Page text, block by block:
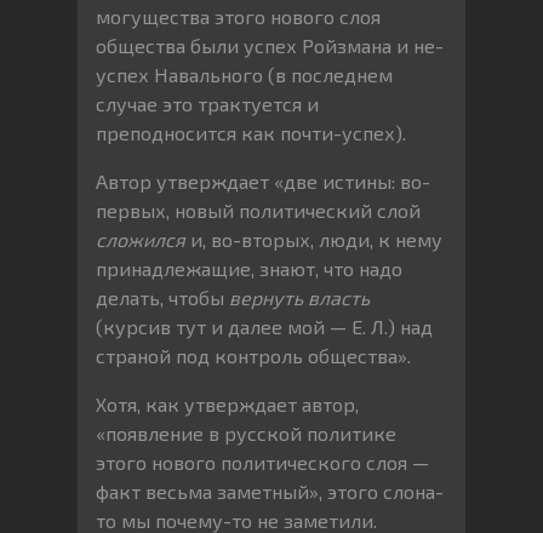
могущества этого нового слоя
общества были успех Ройзмана и не-
успех Навального (в последнем
случае это трактуется и
преподносится как почти-успех).
Автор утверждает «две истины: во-
первых, новый политический слой
сложилсяи, во-вторых, люди, к нему
принадлежащие, знают, что надо
делать, чтобы вернуть власть
(курсив тут и далее мой — Е. Л.) над
страной под контроль общества».
Хотя, как утверждает автор,
«появление в русской политике
этого нового политического слоя —
факт весьма заметный», этого слона-
то мы почему-то не заметили.